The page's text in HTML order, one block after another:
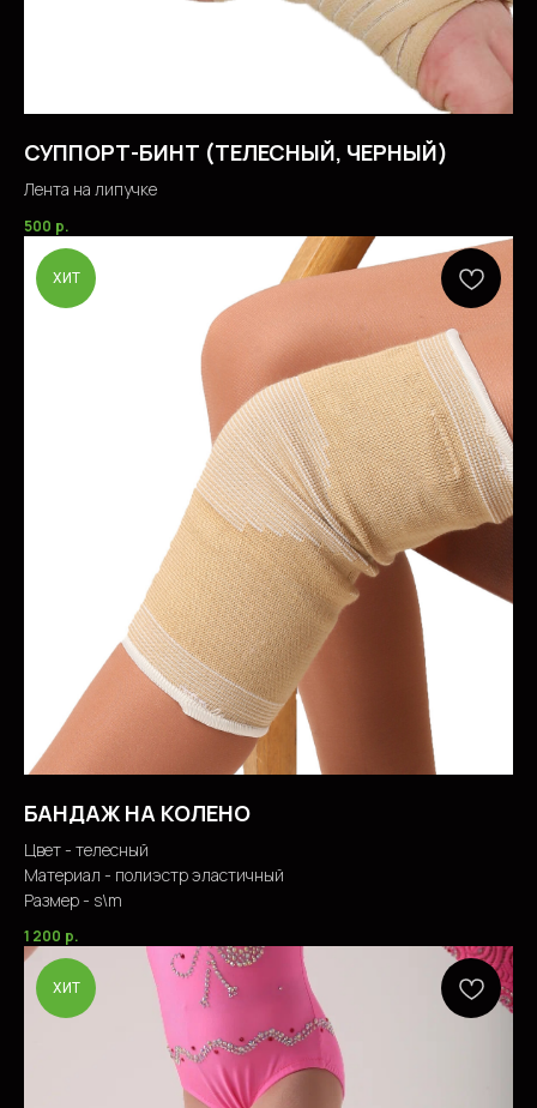
СУППОРТ-БИНТ (ТЕЛЕСНЫЙ, ЧЕРНЫЙ)
Лента на липучке
500 р.
ХИТ
БАНДАЖ НА КОЛЕНО
Цвет - телесный
Материал - полиэстр эластичный
Размер - s\m
1 200 р.
ХИТ